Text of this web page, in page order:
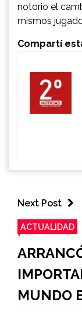
notorio el
mismos
Compartí
Next Post
ACTUALIDAD
MUNDO